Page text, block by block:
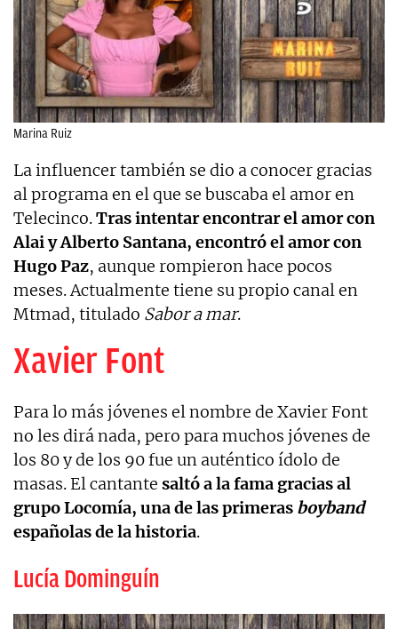
Marina Ruiz
La influencer también se dio a conocer gracias
al programa en el que se buscaba el amor en
Telecinco.Tras intentar encontrar el amor con
Alai y Alberto Santana, encontró el amor con
Hugo Paz, aunque rompieron hace pocos
meses. Actualmente tiene su propio canal en
Mtmad, titulado Sabor a mar.
Xavier Font
Para lo más jóvenes el nombre de Xavier Font
no les dirá nada, pero para muchos jóvenes de
los 80 y de los 90 fue un auténtico ídolo de
masas. El cantante saltó a la fama gracias al
grupo Locomía, una de las primeras boyband
españolas de la historia.
Lucía Dominguín